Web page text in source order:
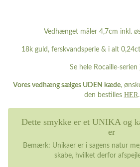
Vedhænget måler 4,7cm inkl.
18k guld, ferskvandsperle & i alt
Se hele Rocaille-serien
Vores vedhæng sælges UDEN kæde,
den bestilles HER.
Dette smykke er et UNIKA og
er
Bemærk: Unikaer er i sagens natur
skabe, hvilket derfor